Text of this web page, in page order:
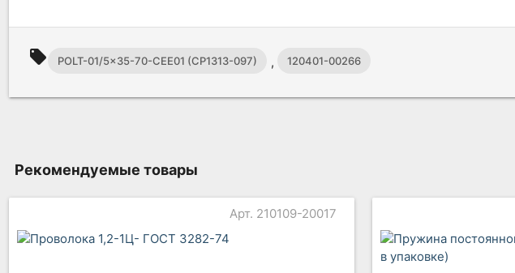
local_offer POLT-01/5x35-70-CEE01 (CP1313-097) , 120401-00266
Рекомендуемые товары
Арт. 210109-20017